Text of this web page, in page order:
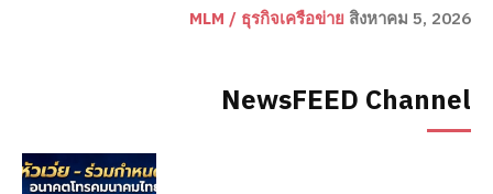
MLM / ธุรกิจเครือข่าย สิงหาคม 5, 2026
NewsFEED Channel